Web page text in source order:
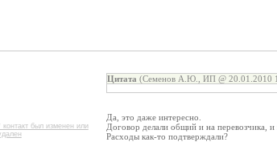
контакт был изменен или
Цитата (Семенов А.Ю., ИП @ 20.01.2010
Да, это даже интересно.
Договор делали общий и на перевозчика, и
Расходы как-то подтверждали?